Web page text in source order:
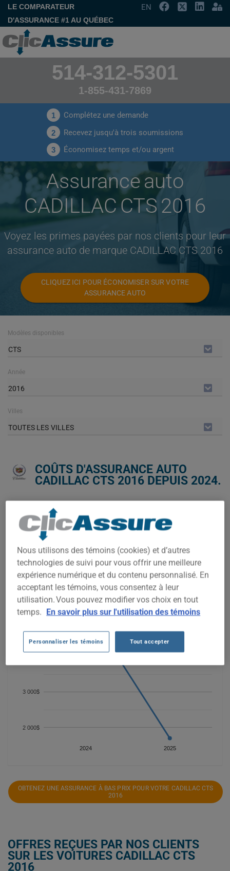
LE COMPARATEUR
D'ASSURANCE #1 AU QUÉBEC
EN
514-312-5301
1-855-431-7869
1 Complétez une demande
2 Recevez jusqu'à trois soumissions
3 Économisez temps et/ou argent
Assurance auto
CADILLAC CTS 2016
Voyez les primes payées par nos clients pour leur
assurance auto de marque CADILLAC CTS 2016
CLIQUEZ ICI POUR ÉCONOMISER SUR VOTRE
ASSURANCE AUTO
Modèles disponibles
CTS
Année
2016
Villes
TOUTES LES VILLES
COÛTS D'ASSURANCE AUTO
CADILLAC CTS 2016 DEPUIS 2024.
Nous n'avons pas encore suffisamment de données
d'assurance auto pour ce véhicule.
Essayez un autre modèle ou une autre année, ou
commencez une soumission pour un prix personnalisé.
Pour trouver la meilleur assurance pour votre véhicule
CADILLAC CTS 2016, il est plus important que jamais de
comparer les options disponibles.
2024 2025
2 000$
3 000$
OBTENEZ UNE ASSURANCE À BAS PRIX POUR VOTRE CADILLAC CTS
2016
OFFRES REÇUES PAR NOS CLIENTS
SUR LES VOITURES CADILLAC CTS
2016
Nous utilisons des témoins (cookies) et d’autres
technologies de suivi pour vous offrir une meilleure
expérience numérique et du contenu personnalisé. En
acceptant les témoins, vous consentez à leur
utilisation. Vous pouvez modifier vos choix en tout
temps. En savoir plus sur l'utilisation des témoins
Personnaliser les témoins Tout accepter